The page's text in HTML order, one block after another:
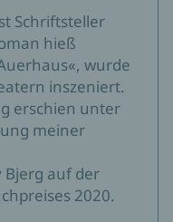
Schriftsteller
hieß
wurde
inszeniert.
erschien unter
meiner
Bjerg auf der
2020.